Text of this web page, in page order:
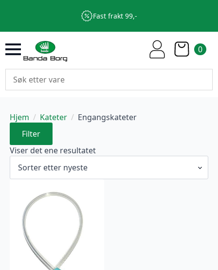
Fast frakt 99,-
0
Hjem Kateter
Engangskateter
Filter
Viser det ene resultatet